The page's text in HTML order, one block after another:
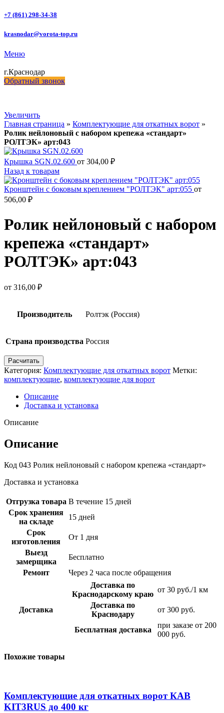
+7 (861) 298-34-38
krasnodar@vorota-top.ru
Меню
г.Краснодар
Обратный звонок
Увеличить
Главная страница » Комплектующие для откатных ворот »
Ролик нейлоновый с набором крепежа «стандарт»
РОЛТЭК» арт:043
Крышка SGN.02.600 от 304,00 ₽
Назад к товарам
Кронштейн с боковым креплением "РОЛТЭК" арт:055 от
506,00 ₽
Ролик нейлоновый с набором
крепежа «стандарт»
РОЛТЭК» арт:043
от 316,00 ₽
Производитель Ролтэк (Россия)
Страна производства Россия
Расчитать
Категория: Комплектующие для откатных ворот Метки:
комплектующие, комплектующие для ворот
Описание
Доставка и установка
Описание
Описание
Код 043 Ролик нейлоновый с набором крепежа «стандарт»
Доставка и установка
Отгрузка товара В течение 15 дней
Срок хранения
на складе
15 дней
Срок
изготовления
От 1 дня
Выезд
замерщика
Бесплатно
Ремонт
Через 2 часа после обращения
Доставка
Доставка по
Краснодарскому краю
от 30 руб./1 км
Доставка по
Краснодару
от 300 руб.
Бесплатная доставка
при заказе от 200
000 руб.
Похожие товары
Комплектующие для откатных ворот КАВ
KIT3RUS до 400 кг